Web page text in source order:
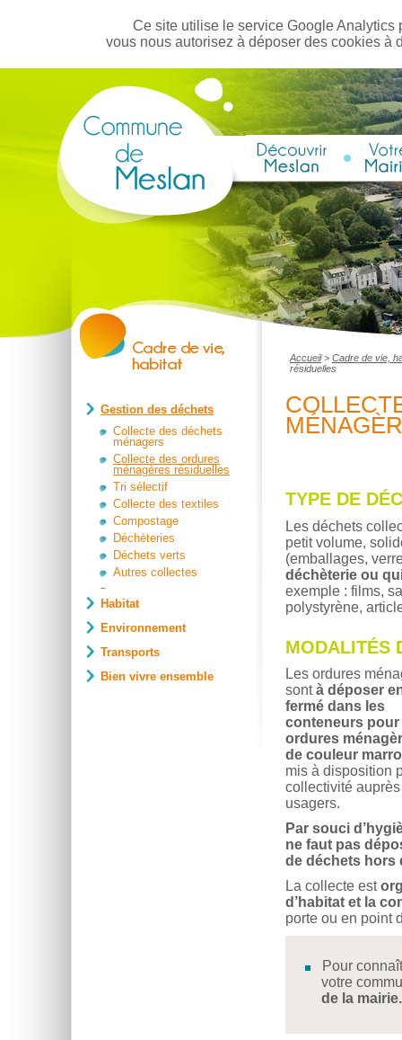
Ce site utilise le service Google
vous nous autorisez à déposer des cookies
Gestion des déchets
Collecte des déchets
ménagers
Collecte des ordures
ménagères résiduelles
Tri sélectif
Collecte des textiles
Compostage
Déchèteries
Déchets verts
Autres collectes
Habitat
Environnement
Transports
Bien vivre ensemble
Accueil> Cadre de vie,
résiduelles
TYPE DE
Les déchets
petit volume,
(emballages,
déchèterie ou
exemple : films,
polystyrène,
MODALITÉS
Les ordures
sontà déposer
fermé dans les
conteneurs pour
ordures
de couleur
mis à disposition
collectivité
usagers.
Par souci
ne faut pas
de déchets hors
La collecte est
d’habitat et la
porte ou en point
Pour
votre
de la mairie.